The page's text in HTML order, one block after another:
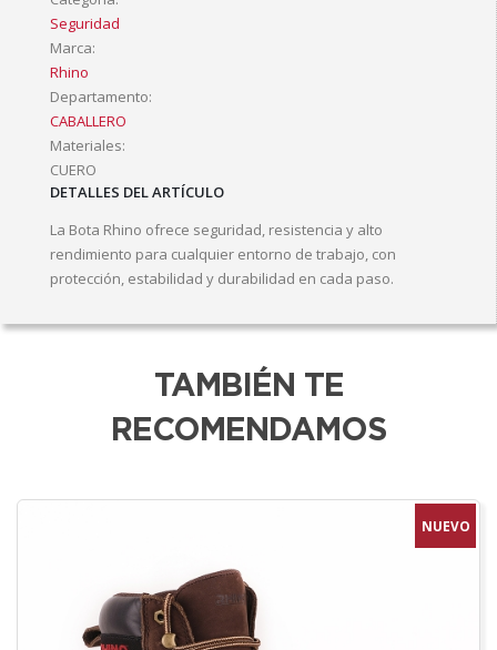
Seguridad
Marca:
Rhino
Departamento:
CABALLERO
Materiales:
CUERO
DETALLES DEL ARTÍCULO
La Bota Rhino ofrece seguridad, resistencia y alto
rendimiento para cualquier entorno de trabajo, con
protección, estabilidad y durabilidad en cada paso.
TAMBIÉN TE
RECOMENDAMOS
NUEVO